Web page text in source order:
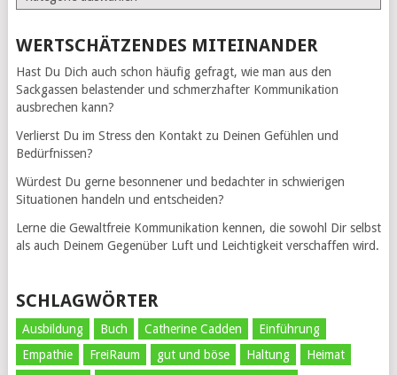
WERTSCHÄTZENDES MITEINANDER
Hast Du Dich auch schon häufig gefragt, wie man aus den
Sackgassen belastender und schmerzhafter Kommunikation
ausbrechen kann?
Verlierst Du im Stress den Kontakt zu Deinen Gefühlen und
Bedürfnissen?
Würdest Du gerne besonnener und bedachter in schwierigen
Situationen handeln und entscheiden?
Lerne die Gewaltfreie Kommunikation kennen, die sowohl Dir selbst
als auch Deinem Gegenüber Luft und Leichtigkeit verschaffen wird.
SCHLAGWÖRTER
Ausbildung Buch Catherine Cadden
Einführung
Empathie
FreiRaum gut und böse Haltung
Heimat